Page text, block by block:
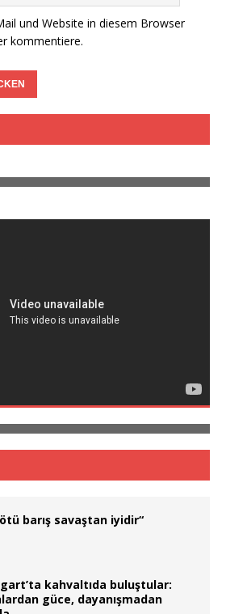
und Website in diesem Browser
kommentiere.
barış savaştan iyidir“
kahvaltıda buluştular:
güce, dayanışmadan